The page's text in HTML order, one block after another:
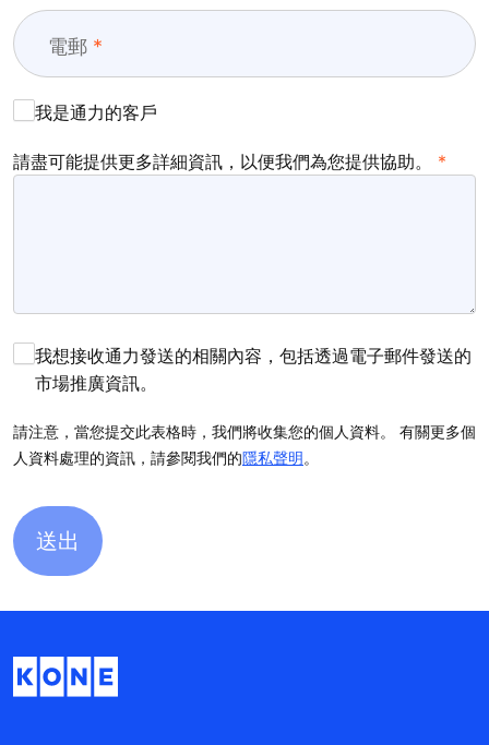
電郵
我是通力的客戶
請盡可能提供更多詳細資訊，以便我們為您提供協助。
我想接收通力發送的相關內容，包括透過電子郵件發送的
市場推廣資訊。
請注意，當您提交此表格時，我們將收集您的個人資料。 有關更多個
人資料處理的資訊，請參閱我們的隱私聲明。